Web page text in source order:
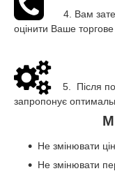
4. Вам
оцінити Ваше
5. Після
запропонує
Не змінювати
Не змінювати